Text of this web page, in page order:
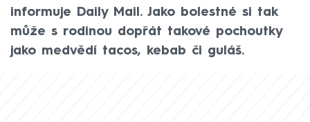
informuje Daily Mail. Jako bolestné si tak
může s rodinou dopřát takové pochoutky
jako medvědí tacos, kebab či guláš.